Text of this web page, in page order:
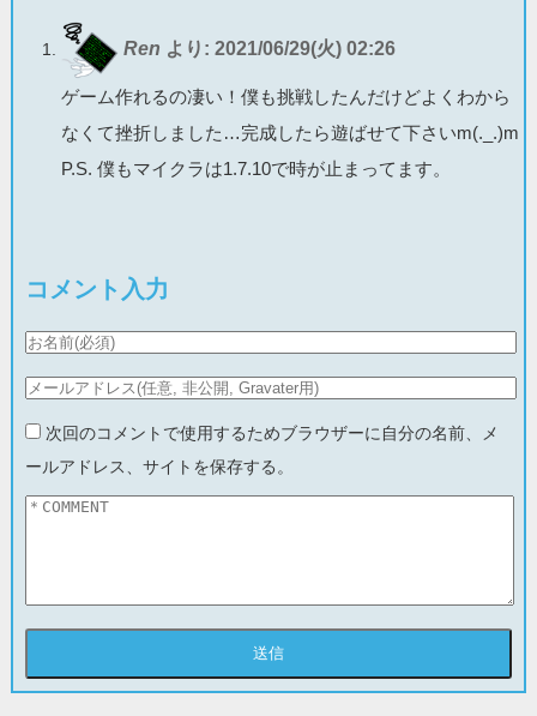
Ren より: 2021/06/29(火) 02:26
ゲーム作れるの凄い！僕も挑戦したんだけどよくわから
なくて挫折しました…完成したら遊ばせて下さいm(._.)m
P.S. 僕もマイクラは1.7.10で時が止まってます。
コメント入力
次回のコメントで使用するためブラウザーに自分の名前、メ
ールアドレス、サイトを保存する。